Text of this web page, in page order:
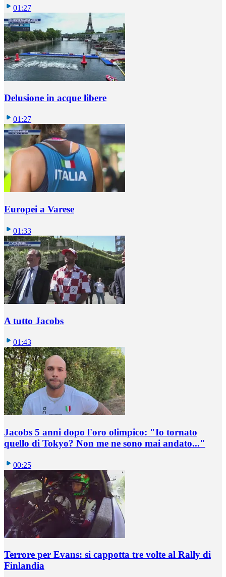
01:27
Delusione in acque libere
01:27
Europei a Varese
01:33
A tutto Jacobs
01:43
Jacobs 5 anni dopo l'oro olimpico: "Io tornato
quello di Tokyo? Non me ne sono mai andato..."
00:25
Terrore per Evans: si cappotta tre volte al Rally di
Finlandia